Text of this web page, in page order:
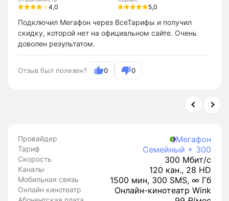
4,0 5,0
Подключил Мегафон через ВсеТарифы и получил
скидку, которой нет на официальном сайте. Очень
доволен результатом.
Отзыв был полезен? 0 0
Провайдер Мегафон
Тариф Семейный + 300
Скорость 300 Мбит/с
Каналы 120 кан., 28 HD
Мобильная связь 1500 мин, 300 SMS, ∞ Гб
Онлайн кинотеатр Онлайн-кинотеатр Wink